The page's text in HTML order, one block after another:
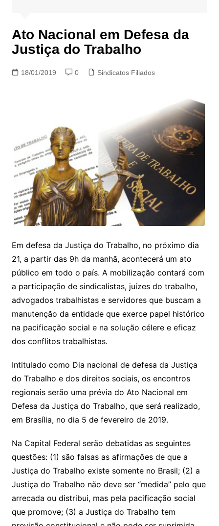
Ato Nacional em Defesa da
Justiça do Trabalho
18/01/2019 0 Sindicatos Filiados
Em defesa da Justiça do Trabalho, no próximo dia
21, a partir das 9h da manhã, acontecerá um ato
público em todo o país. A mobilização contará com
a participação de sindicalistas, juízes do trabalho,
advogados trabalhistas e servidores que buscam a
manutenção da entidade que exerce papel histórico
na pacificação social e na solução célere e eficaz
dos conflitos trabalhistas.
Intitulado como Dia nacional de defesa da Justiça
do Trabalho e dos direitos sociais, os encontros
regionais serão uma prévia do Ato Nacional em
Defesa da Justiça do Trabalho, que será realizado,
em Brasília, no dia 5 de fevereiro de 2019.
Na Capital Federal serão debatidas as seguintes
questões: (1) são falsas as afirmações de que a
Justiça do Trabalho existe somente no Brasil; (2) a
Justiça do Trabalho não deve ser “medida” pelo que
arrecada ou distribui, mas pela pacificação social
que promove; (3) a Justiça do Trabalho tem